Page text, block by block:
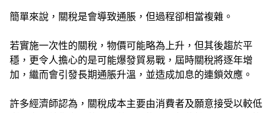
簡單來說，關稅是會導致通脹，但過程卻相當複雜。
若實施一次性的關稅，物價可能略為上升，但其後趨於平
穩，更令人擔心的是可能爆發貿易戰，屆時關稅將逐年增
加，繼而會引發長期通脹升溫，並造成加息的連鎖效應。
許多經濟師認為，關稅成本主要由消費者及願意接受以較低